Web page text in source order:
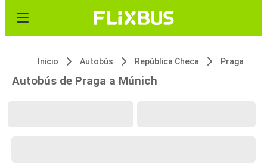
Inicio Autobús República Checa Praga
Autobús de Praga a Múnich